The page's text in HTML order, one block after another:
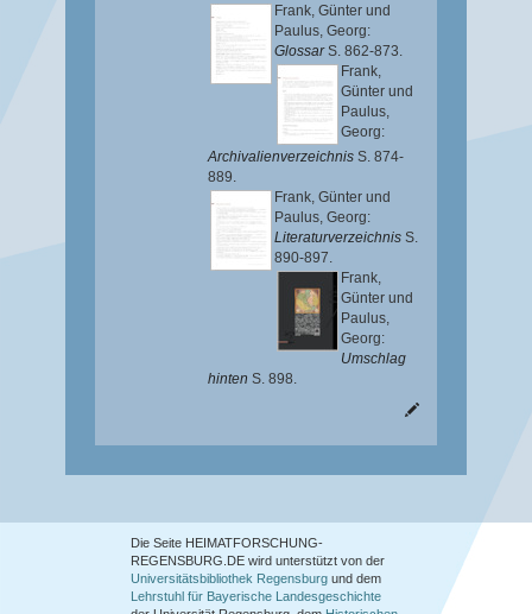
Frank, Günter und
Paulus, Georg:
GlossarS. 862-873.
Frank,
Günter und
Paulus,
Georg:
Archivalienverzeichnis S. 874-
889.
Frank, Günter und
Paulus, Georg:
Literaturverzeichnis S.
890-897.
Frank,
Günter und
Paulus,
Georg:
Umschlag
hinten S. 898.
Die Seite HEIMATFORSCHUNG-
REGENSBURG.DE wird unterstützt von der
Universitätsbibliothek Regensburg und dem
Lehrstuhl für Bayerische Landesgeschichte